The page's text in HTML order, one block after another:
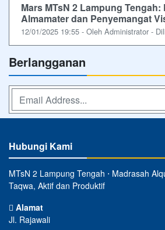
Mars MTsN 2 Lampung
Almamater dan Penyemangat
12/01/2025 19:55 - Oleh Administrator -
Berlangganan
Hubungi Kami
MTsN 2 Lampung Tengah ⋅ Madrasah
Taqwa, Aktif dan Produktif
Alamat
Jl. Rajawali